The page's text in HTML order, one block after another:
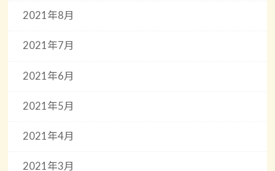
2021年8月
2021年7月
2021年6月
2021年5月
2021年4月
2021年3月